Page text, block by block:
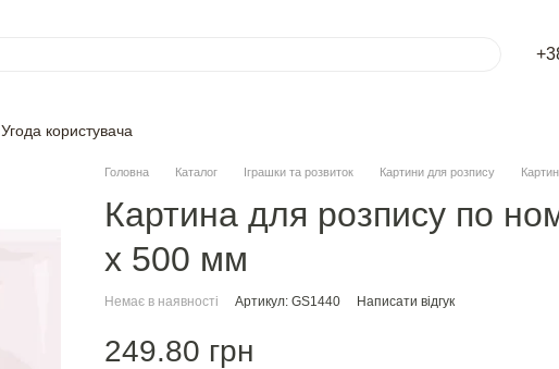
Угода користувача
Головна Каталог Іграшки та розвиток Картини для розпису
Картина для розпису по
х 500 мм
Немає в наявності Артикул: GS1440 Написати відгук
249.80 грн